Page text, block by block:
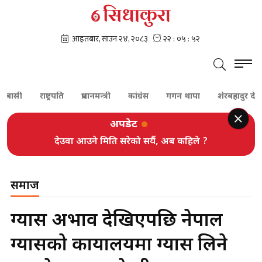
राष्ट्रपति प्रधानमन्त्री कांग्रेस गगन थापा शेरबहादुर देउवा
अपडेट
देउवा आउने मिति सरेको सर्यै, अब कहिले ?
समाज
ग्यास अभाव देखिएपछि नेपाल
ग्यासको कार्यालयमा ग्यास लिने